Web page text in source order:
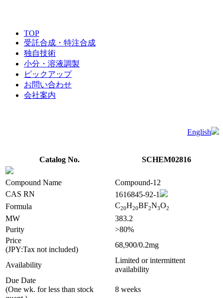
TOP
受託合成・特注合成
独自技術
小分・溶液調製
ピックアップ
お問い合わせ
会社案内
English
Catalog No. SCHEM02816
Compound Name
Compound-12
CAS RN
1616845-92-1
Formula
C20H20BF2N3O2
MW
383.2
Purity
>80%
Price
(JPY:Tax not included)
68,900/0.2mg
Availability
Limited or intermittent
availability
Due Date
(One wk. for less than stock
8 weeks